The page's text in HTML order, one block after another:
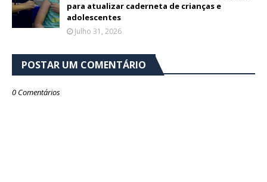
para atualizar caderneta de crianças e
adolescentes
Julho 31, 2026
POSTAR UM COMENTÁRIO
0 Comentários